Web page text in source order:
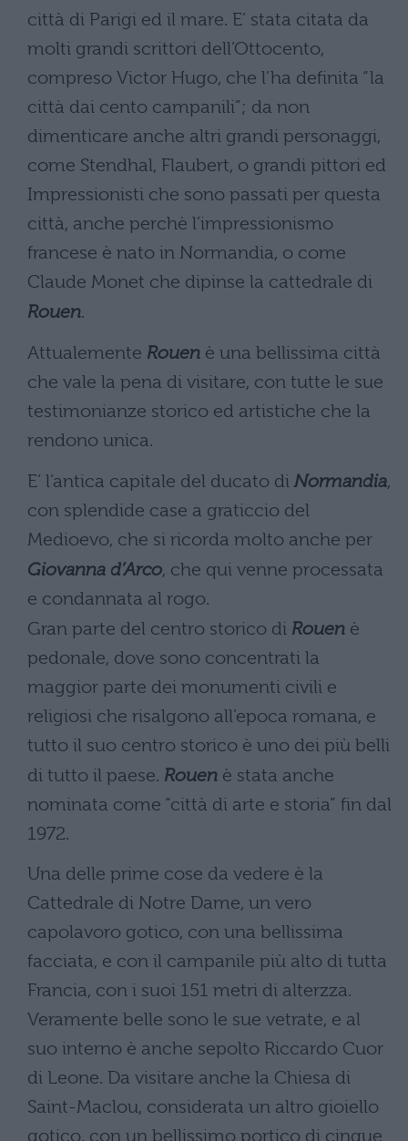
città di Parigi ed il mare. E’ stata citata da
molti grandi scrittori dell’Ottocento,
compreso Victor Hugo, che l’ha definita “la
città dai cento campanili”; da non
dimenticare anche altri grandi personaggi,
come Stendhal, Flaubert, o grandi pittori ed
Impressionisti che sono passati per questa
città, anche perchè l’impressionismo
francese è nato in Normandia, o come
Claude Monet che dipinse la cattedrale di
Rouen.
Attualemente Rouen è una bellissima città
che vale la pena di visitare, con tutte le sue
testimonianze storico ed artistiche che la
rendono unica.
E’ l’antica capitale del ducato di Normandia,
con splendide case a graticcio del
Medioevo, che si ricorda molto anche per
Giovanna d’Arco, che qui venne processata
e condannata al rogo.
Gran parte del centro storico di Rouen è
pedonale, dove sono concentrati la
maggior parte dei monumenti civili e
religiosi che risalgono all’epoca romana, e
tutto il suo centro storico è uno dei più belli
di tutto il paese. Rouen è stata anche
nominata come “città di arte e storia” fin dal
1972.
Una delle prime cose da vedere è la
Cattedrale di Notre Dame, un vero
capolavoro gotico, con una bellissima
facciata, e con il campanile più alto di tutta
Francia, con i suoi 151 metri di alterzza.
Veramente belle sono le sue vetrate, e al
suo interno è anche sepolto Riccardo Cuor
di Leone. Da visitare anche la Chiesa di
Saint-Maclou, considerata un altro gioiello
gotico, con un bellissimo portico di cinque